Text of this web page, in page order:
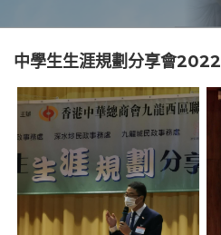
中學生生涯規劃分享會2022